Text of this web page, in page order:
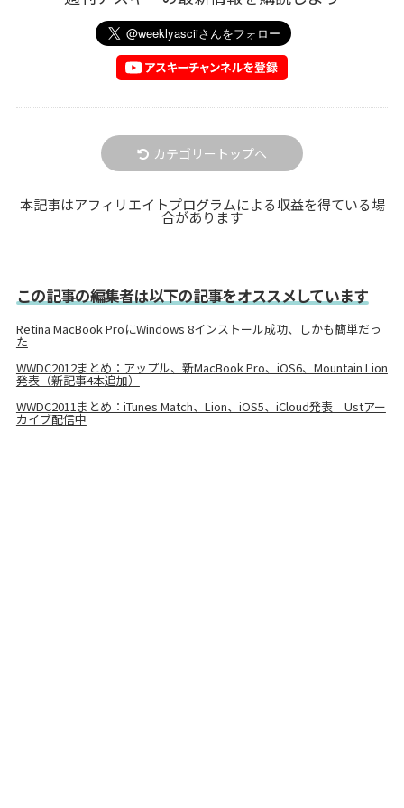
カテゴリートップへ
本記事はアフィリエイトプログラムによる収益を得ている場
合があります
この記事の編集者は以下の記事をオススメしています
Retina MacBook ProにWindows 8インストール成功、しかも簡単だっ
た
WWDC2012まとめ：アップル、新MacBook Pro、iOS6、Mountain Lion
発表（新記事4本追加）
WWDC2011まとめ：iTunes Match、Lion、iOS5、iCloud発表 Ustアー
カイブ配信中